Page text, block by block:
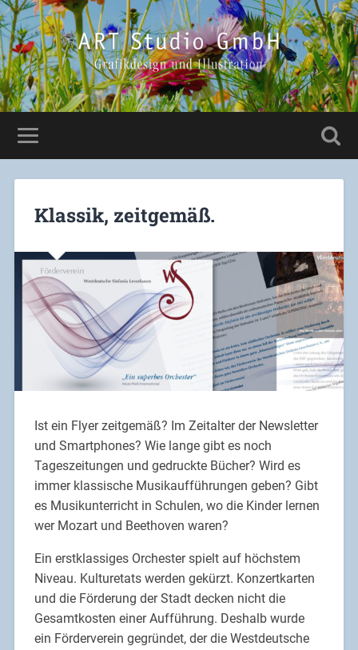
Klassik, zeitgemäß.
Ist ein Flyer zeitgemäß? Im Zeitalter der Newsletter
und Smartphones? Wie lange gibt es noch
Tageszeitungen und gedruckte Bücher? Wird es
immer klassische Musikaufführungen geben? Gibt
es Musikunterricht in Schulen, wo die Kinder lernen
wer Mozart und Beethoven waren?
Ein erstklassiges Orchester spielt auf höchstem
Niveau. Kulturetats werden gekürzt. Konzertkarten
und die Förderung der Stadt decken nicht die
Gesamtkosten einer Aufführung. Deshalb wurde
ein Förderverein gegründet, der die Westdeutsche